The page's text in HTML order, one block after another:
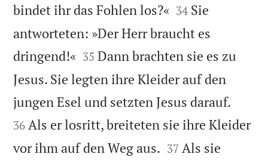
bindet ihr das Fohlen los?« 

34 Sie
antworteten: »Der Herr braucht es
dringend!« 

35 Dann brachten sie es zu
Jesus. Sie legten ihre Kleider auf den
jungen Esel und setzten Jesus darauf.
36 Als er losritt, breiteten sie ihre Kleider
vor ihm auf den Weg aus. 

37 Als sie